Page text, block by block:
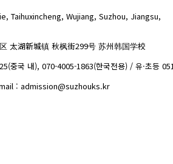
Taihuxincheng, Wujiang, Suzhou, Jiangsu,
太湖新城镇 秋枫街299号 苏州韩国学校
중국 내), 070-4005-1863(한국전용) / 유·초등
: admission@suzhouks.kr